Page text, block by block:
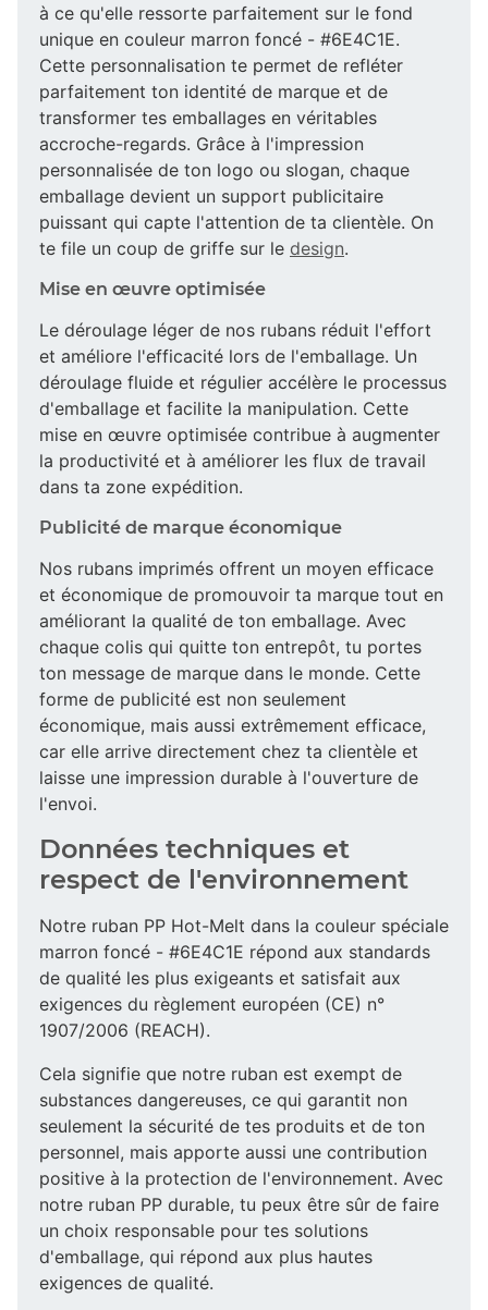
à ce qu'elle ressorte parfaitement sur le fond
unique en couleur marron foncé - #6E4C1E.
Cette personnalisation te permet de refléter
parfaitement ton identité de marque et de
transformer tes emballages en véritables
accroche-regards. Grâce à l'impression
personnalisée de ton logo ou slogan, chaque
emballage devient un support publicitaire
puissant qui capte l'attention de ta clientèle. On
te file un coup de griffe sur le design.
Mise en œuvre optimisée
Le déroulage léger de nos rubans réduit l'effort
et améliore l'efficacité lors de l'emballage. Un
déroulage fluide et régulier accélère le processus
d'emballage et facilite la manipulation. Cette
mise en œuvre optimisée contribue à augmenter
la productivité et à améliorer les flux de travail
dans ta zone expédition.
Publicité de marque économique
Nos rubans imprimés offrent un moyen efficace
et économique de promouvoir ta marque tout en
améliorant la qualité de ton emballage. Avec
chaque colis qui quitte ton entrepôt, tu portes
ton message de marque dans le monde. Cette
forme de publicité est non seulement
économique, mais aussi extrêmement efficace,
car elle arrive directement chez ta clientèle et
laisse une impression durable à l'ouverture de
l'envoi.
Données techniques et
respect de l'environnement
Notre ruban PP Hot-Melt dans la couleur spéciale
marron foncé - #6E4C1E répond aux standards
de qualité les plus exigeants et satisfait aux
exigences du règlement européen (CE) n°
1907/2006 (REACH).
Cela signifie que notre ruban est exempt de
substances dangereuses, ce qui garantit non
seulement la sécurité de tes produits et de ton
personnel, mais apporte aussi une contribution
positive à la protection de l'environnement. Avec
notre ruban PP durable, tu peux être sûr de faire
un choix responsable pour tes solutions
d'emballage, qui répond aux plus hautes
exigences de qualité.